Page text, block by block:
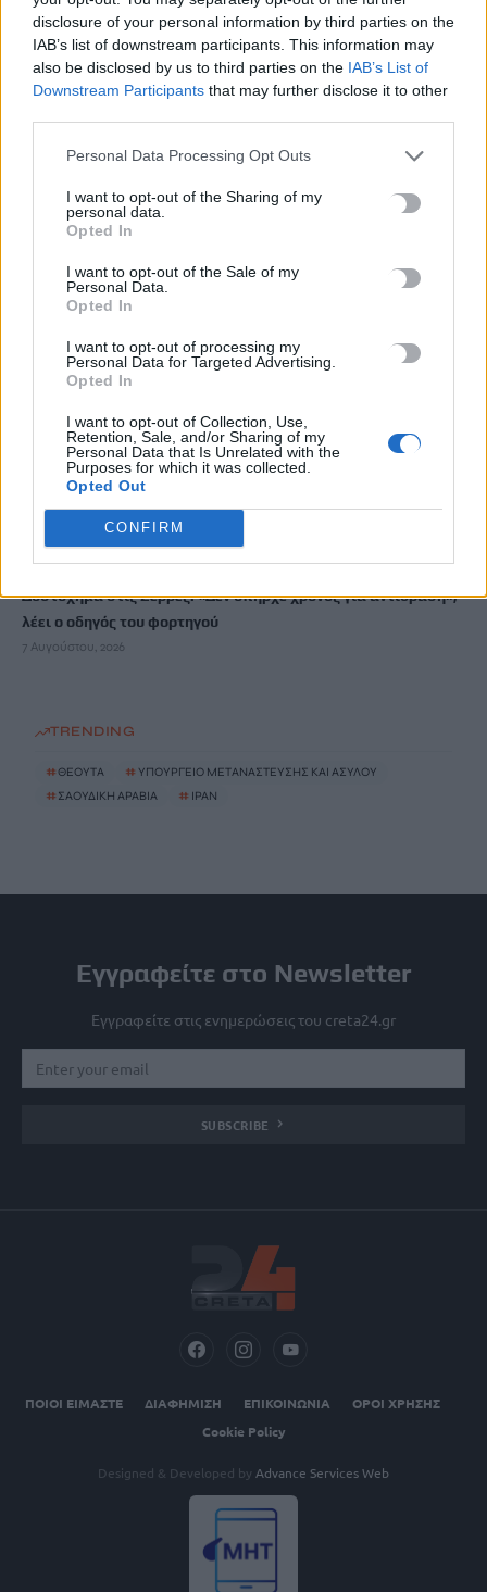
disclosure of your personal information by third parties on the
IAB’s list of downstream participants. This information may
also be disclosed by us to third parties on the IAB’s List of
Downstream Participants that may further disclose it to other
Personal Data Processing Opt Outs
I want to opt-out of the Sharing of my
personal data.
Opted In
I want to opt-out of the Sale of my
Personal Data.
Opted In
I want to opt-out of processing my
Personal Data for Targeted Advertising.
Opted In
I want to opt-out of Collection, Use,
Retention, Sale, and/or Sharing of my
Personal Data that Is Unrelated with the
Purposes for which it was collected.
Opted Out
CONFIRM
υποδομές και δημόσιους χώρους στο Δήμο Χανίων και τον
Δήμο Καντάνου-Σελίνου
7 Αυγούστου, 2026
Απορρίπτει το Ιράν τη συμφωνία Σαουδικής Αραβίας,
Τουρκίας και Πακιστάν – «Είναι μόνο στα χαρτιά»
«Του χρόνου σχεδιάζουμε να επιστρέψουμε στην Κρήτη»: Τι
πυρκαγιάς στο Ρέθυμνο
7 Αυγούστου, 2026
Εφετείο «μπλοκάρει» το σχέδιο Τραμπ για κατασκευή
7 Αυγούστου, 2026
Ο ΟΦΗ βάζει τσάρτερ για τους φιλάθλους ενόψει της ρεβάνς
των playoffs του Europa League
7 Αυγούστου, 2026
Δυστύχημα στις Σέρρες: «Δεν υπήρχε χρόνος για αντίδραση»,
λέει ο οδηγός του φορτηγού
7 Αυγούστου, 2026
TRENDING
#ΘΕΟΥΤΑ # ΥΠΟΥΡΓΕΙΟ ΜΕΤΑΝΑΣΤΕΥΣΗΣ ΚΑΙ ΑΣΥΛΟΥ
# ΣΑΟΥΔΙΚΗ ΑΡΑΒΙΑ # ΙΡΑΝ
Εγγραφείτε στο Newsletter
Εγγραφείτε στις ενημερώσεις του creta24.gr
SUBSCRIBE
ΠΟΙΟΙ ΕΙΜΑΣΤΕ ΔΙΑΦΗΜΙΣΗ ΕΠΙΚΟΙΝΩΝΙΑ
ΟΡΟΙ ΧΡΗΣΗΣ
Cookie Policy
Designed & Developed by Advance Services Web